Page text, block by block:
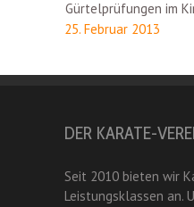
Gürtelprüfungen im
25. Februar 2013
DER KARATE-
Seit 2010 bieten wir
Leistungsklassen an.